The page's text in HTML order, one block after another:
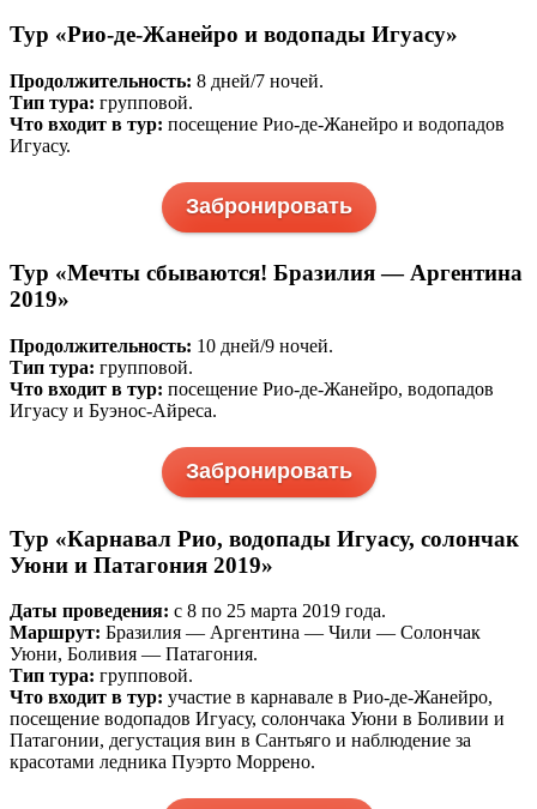
Тур «Рио-де-Жанейро и водопады Игуасу»
Продолжительность: 8 дней/7 ночей.
Тип тура: групповой.
Что входит в тур: посещение Рио-де-Жанейро и водопадов
Игуасу.
Забронировать
Тур «Мечты сбываются! Бразилия — Аргентина
2019»
Продолжительность: 10 дней/9 ночей.
Тип тура: групповой.
Что входит в тур: посещение Рио-де-Жанейро, водопадов
Игуасу и Буэнос-Айреса.
Забронировать
Тур «Карнавал Рио, водопады Игуасу, солончак
Уюни и Патагония 2019»
Даты проведения: c 8 по 25 марта 2019 года.
Маршрут: Бразилия — Аргентина — Чили — Солончак
Уюни, Боливия — Патагония.
Тип тура: групповой.
Что входит в тур: участие в карнавале в Рио-де-Жанейро,
посещение водопадов Игуасу, солончака Уюни в Боливии и
Патагонии, дегустация вин в Сантьяго и наблюдение за
красотами ледника Пуэрто Моррено.